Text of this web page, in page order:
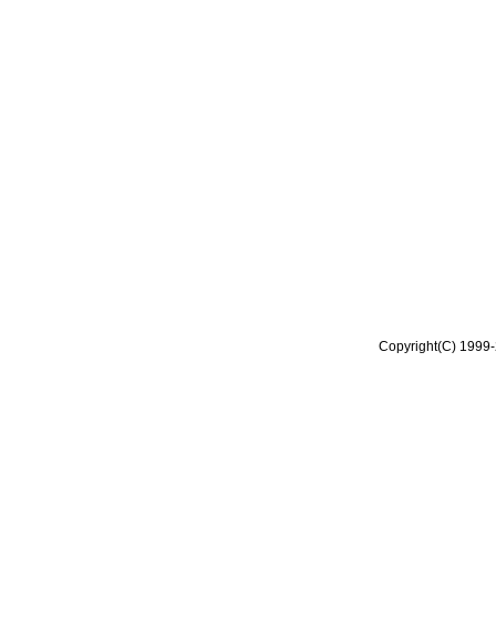
Copyright(C)